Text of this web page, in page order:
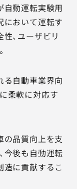
自動運転実験用
において運転す
、ユーザビリ
る自動車業界向
柔軟に対応す
の品質向上を支
今後も自動運転
造に貢献するこ